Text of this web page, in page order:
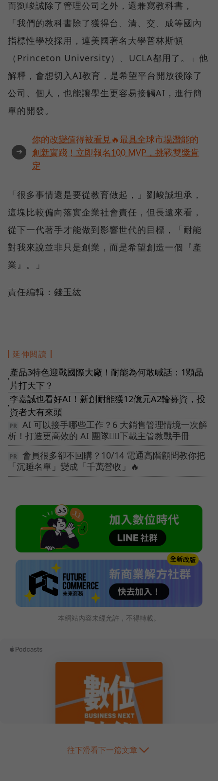
而劉峻誠除了管理公司之外，還兼寫教科書，
「我們的教科書除了獲得台、清、交、成等國內
指標性學校採用，連美國著名大學普林斯頓
（Princeton University）、UCLA都用了。」他
解釋，會想切入AI教育，是希望平台開放後除了
公司、個人，也能讓學生更容易接觸AI，進行簡
單的開發。
➜
你的改變值得被看見🔥最具全球市場潛能的
創新實踐！立即報名100 MVP，挑戰雙獎肯
定
「很多事情還是要從教育做起，」劉峻誠坦承，
這塊比較偏向落實企業社會責任，但長遠來看，
從下一代著手才能做到影響世代的目標，「耐能
對我來說並非只是創業，而是希望創造一個『產
業』。」
責任編輯：錢玉紘
延伸閱讀
●
產品3特色迎戰國際大廠！耐能為何敢喊話：1顆晶
片打天下？
●
李嘉誠也看好AI！新創耐能獲12億元A2輪募資，投
資者大有來頭
AI 可以接手哪些工作？6 大銷售管理情境一次解
析！打造更高效的 AI 團隊👉🏻下載主管教戰手冊
會員很多卻不回購？10/14 電通高階顧問教你把
「沉睡名單」變成「千萬營收」🔥
本網站內容未經允許，不得轉載。
往下滑看下一篇文章